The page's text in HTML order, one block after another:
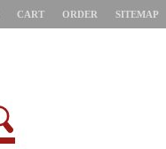
CART ORDER SITEMAP